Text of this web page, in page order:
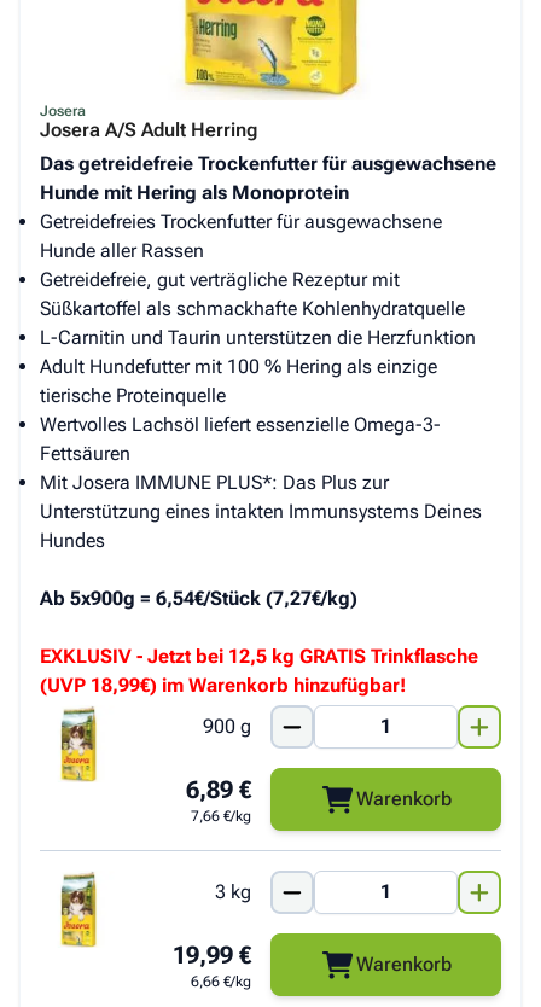
Josera
Josera A/S Adult Herring
Das getreidefreie Trockenfutter für ausgewachsene
Hunde mit Hering als Monoprotein
Getreidefreies Trockenfutter für ausgewachsene
Hunde aller Rassen
Getreidefreie, gut verträgliche Rezeptur mit
Süßkartoffel als schmackhafte Kohlenhydratquelle
L-Carnitin und Taurin unterstützen die Herzfunktion
Adult Hundefutter mit 100 % Hering als einzige
tierische Proteinquelle
Wertvolles Lachsöl liefert essenzielle Omega-3-
Fettsäuren
Mit Josera IMMUNE PLUS*: Das Plus zur
Unterstützung eines intakten Immunsystems Deines
Hundes
Ab 5x900g = 6,54€/Stück (7,27€/kg)
EXKLUSIV - Jetzt bei 12,5 kg GRATIS Trinkflasche
(UVP 18,99€) im Warenkorb hinzufügbar!
900 g
6,89 €
7,66 €/kg
Warenkorb
3 kg
19,99 €
6,66 €/kg
Warenkorb